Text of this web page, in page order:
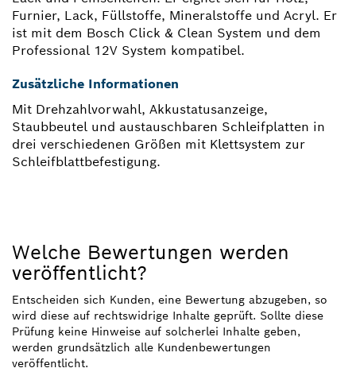
Furnier, Lack, Füllstoffe, Mineralstoffe und Acryl. Er
ist mit dem Bosch Click & Clean System und dem
Professional 12V System kompatibel.
Zusätzliche Informationen
Mit Drehzahlvorwahl, Akkustatusanzeige,
Staubbeutel und austauschbaren Schleifplatten in
drei verschiedenen Größen mit Klettsystem zur
Schleifblattbefestigung.
Welche Bewertungen werden
veröffentlicht?
Entscheiden sich Kunden, eine Bewertung abzugeben, so
wird diese auf rechtswidrige Inhalte geprüft. Sollte diese
Prüfung keine Hinweise auf solcherlei Inhalte geben,
werden grundsätzlich alle Kundenbewertungen
veröffentlicht.